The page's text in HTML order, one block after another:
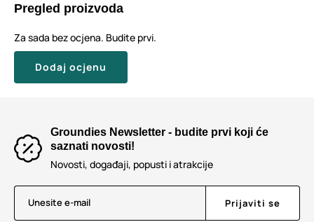
Pregled proizvoda
Za sada bez ocjena. Budite prvi.
Dodaj ocjenu
Groundies Newsletter - budite prvi koji će
saznati novosti!
Novosti, događaji, popusti i atrakcije
Unesite e-mail Prijaviti se